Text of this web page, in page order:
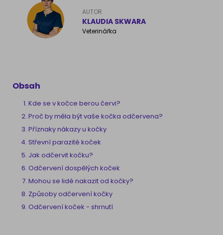
AUTOR
KLAUDIA SKWARA
Veterinářka
Obsah
Kde se v kočce berou červi?
Proč by měla být vaše kočka odčervena?
Příznaky nákazy u kočky
Střevní parazité koček
Jak odčervit kočku?
Odčervení dospělých koček
Mohou se lidé nakazit od kočky?
Způsoby odčervení kočky
Odčervení koček - shrnutí